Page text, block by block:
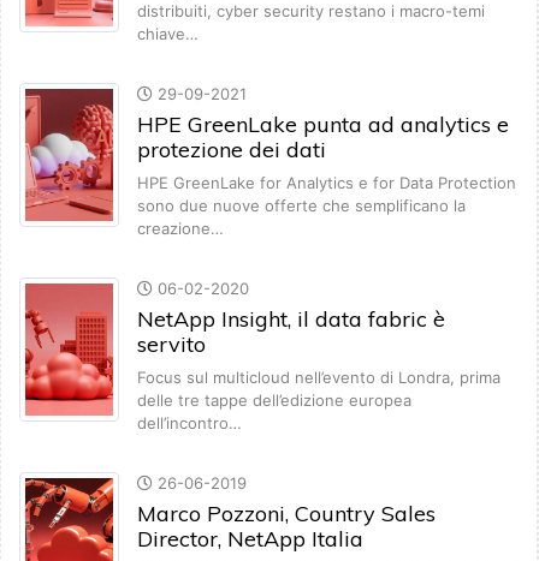
distribuiti, cyber security restano i macro-temi
chiave…
29-09-2021
HPE GreenLake punta ad analytics e
protezione dei dati
HPE GreenLake for Analytics e for Data Protection
sono due nuove offerte che semplificano la
creazione…
06-02-2020
NetApp Insight, il data fabric è
servito
Focus sul multicloud nell’evento di Londra, prima
delle tre tappe dell’edizione europea
dell’incontro…
26-06-2019
Marco Pozzoni, Country Sales
Director, NetApp Italia